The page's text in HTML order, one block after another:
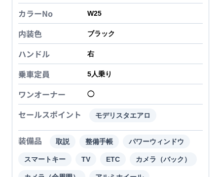
カラーNo W25
内装色 ブラック
ハンドル 右
乗車定員 5人乗り
ワンオーナー ◯
セールスポイント モデリスタエアロ
装備品 取説 整備手帳 パワーウィンドウ
スマートキー TV ETC カメラ（バック）